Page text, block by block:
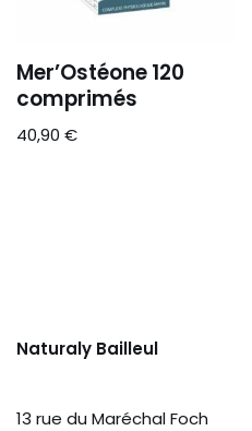
Mer’Ostéone 120
comprimés
40,90 €
Naturaly Bailleul
13 rue du Maréchal Foch